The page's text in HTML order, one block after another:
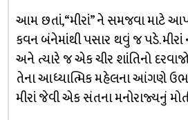
આમ છતાં, “મીરાં” ને સમજવા માટે
કવન બંનેમાંથી પસાર થવું જ પડે.
અને ત્યારે જ એક ચીર શાંતિનો
તેના આધ્યાત્મિક મહેલના આંગણે
મીરાં જેવી એક સંતના મનોરાજ્યનું